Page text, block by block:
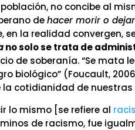
no concibe al
dehacer morir o
en la realidad convergen,
no solo se trata de
de soberanía. “Se
biológico” (Foucault, 2006
cotidianidad de nuestras
lo mismo [se refiere al
de racismo, fue